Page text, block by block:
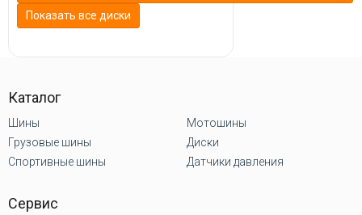
Показать все диски
Каталог
Шины
Грузовые шины
Спортивные шины
Мотошины
Диски
Датчики давления
Сервис